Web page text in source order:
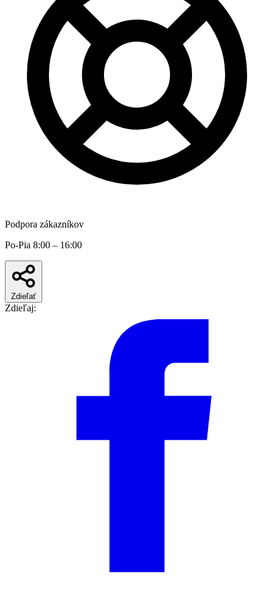
Podpora zákazníkov
Po-Pia 8:00 – 16:00
Zdieľať
Zdieľaj: